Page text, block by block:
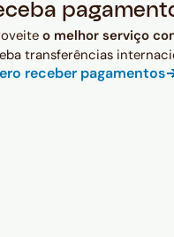
o melhor serviço
transferências
receber pagamentos